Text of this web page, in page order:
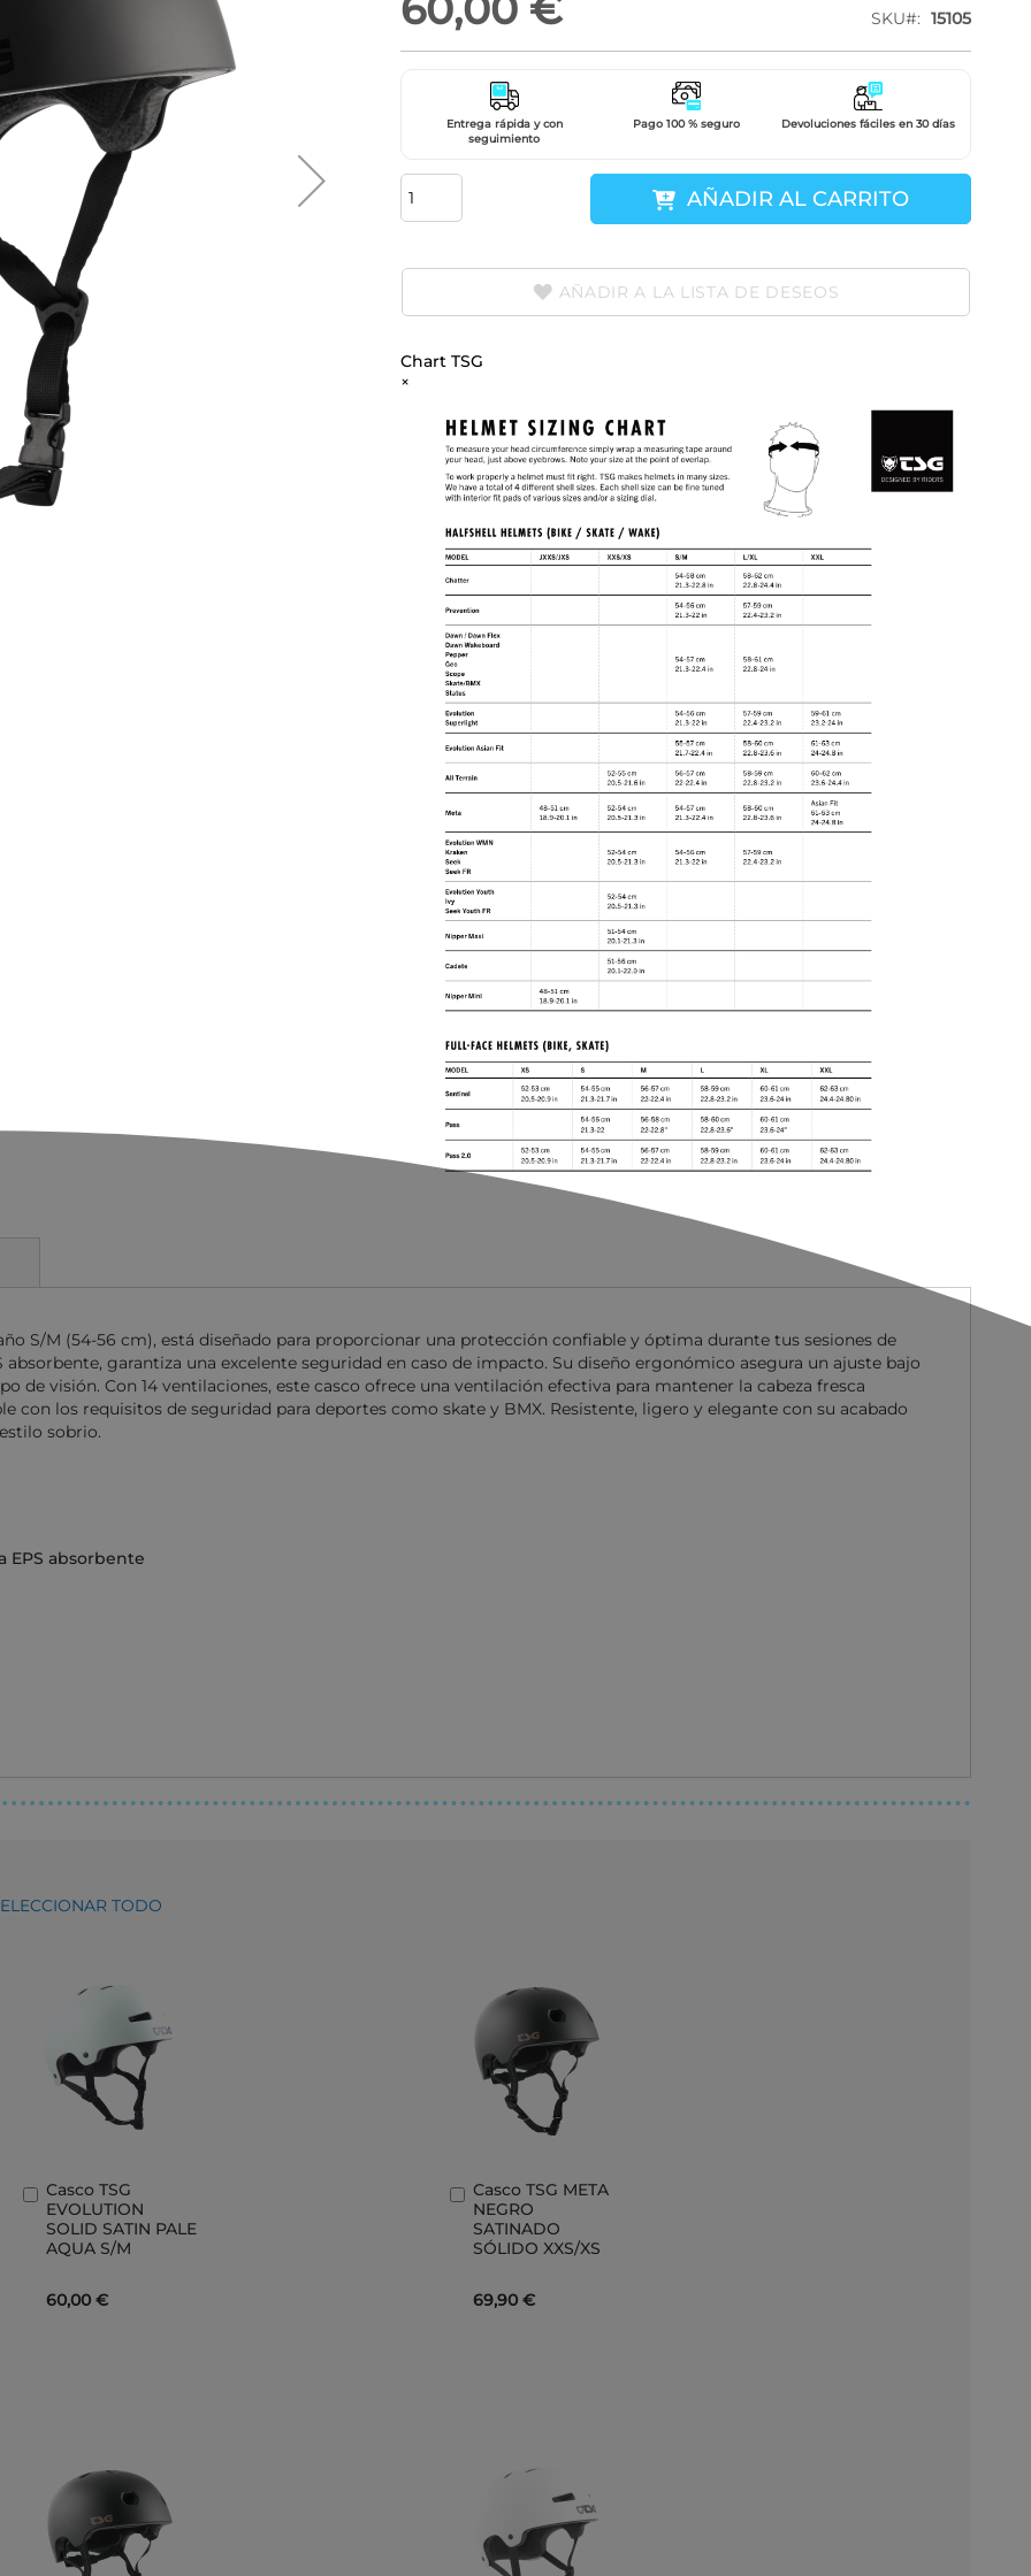
SKU
15105
Entrega rápida y con
seguimiento
Pago 100 % seguro Devoluciones fáciles en 30 días
AÑADIR AL CARRITO
AÑADIR A LA LISTA DE DESEOS
Chart TSG
×
S/M (54-56 cm), está diseñado para proporcionar una protección confiable y óptima durante tus sesiones de
absorbente, garantiza una excelente seguridad en caso de impacto. Su diseño ergonómico asegura un ajuste bajo
de visión. Con 14 ventilaciones, este casco ofrece una ventilación efectiva para mantener la cabeza fresca
con los requisitos de seguridad para deportes como skate y BMX. Resistente, ligero y elegante con su acabado
sobrio.
EPS absorbente
TODO
Casco TSG
EVOLUTION
SOLID SATIN PALE
AQUA S/M
60,00 €
Añadir
al
carrito
Casco TSG META
NEGRO
SATINADO
SÓLIDO XXS/XS
69,90 €
Añadir
al
carrito